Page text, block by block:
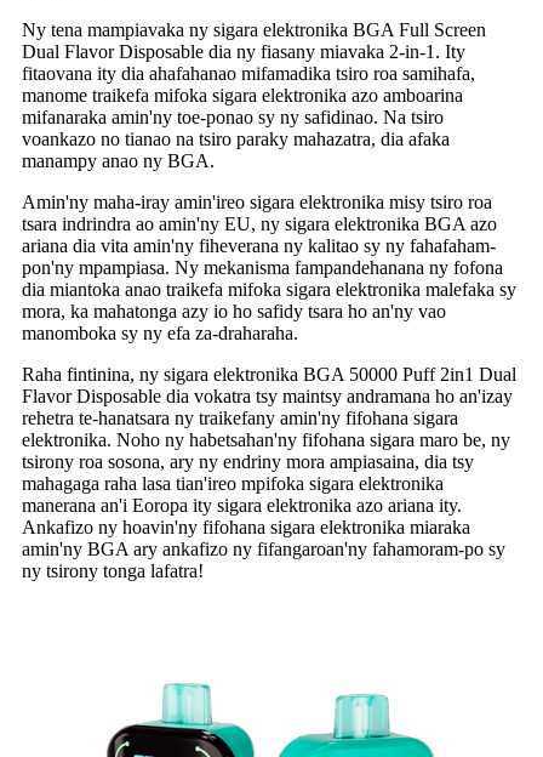
Ny tena mampiavaka ny sigara elektronika BGA Full Screen
Dual Flavor Disposable dia ny fiasany miavaka 2-in-1. Ity
fitaovana ity dia ahafahanao mifamadika tsiro roa samihafa,
manome traikefa mifoka sigara elektronika azo amboarina
mifanaraka amin'ny toe-ponao sy ny safidinao. Na tsiro
voankazo no tianao na tsiro paraky mahazatra, dia afaka
manampy anao ny BGA.
Amin'ny maha-iray amin'ireo sigara elektronika misy tsiro roa
tsara indrindra ao amin'ny EU, ny sigara elektronika BGA azo
ariana dia vita amin'ny fiheverana ny kalitao sy ny fahafaham-
pon'ny mpampiasa. Ny mekanisma fampandehanana ny fofona
dia miantoka anao traikefa mifoka sigara elektronika malefaka sy
mora, ka mahatonga azy io ho safidy tsara ho an'ny vao
manomboka sy ny efa za-draharaha.
Raha fintinina, ny sigara elektronika BGA 50000 Puff 2in1 Dual
Flavor Disposable dia vokatra tsy maintsy andramana ho an'izay
rehetra te-hanatsara ny traikefany amin'ny fifohana sigara
elektronika. Noho ny habetsahan'ny fifohana sigara maro be, ny
tsirony roa sosona, ary ny endriny mora ampiasaina, dia tsy
mahagaga raha lasa tian'ireo mpifoka sigara elektronika
manerana an'i Eoropa ity sigara elektronika azo ariana ity.
Ankafizo ny hoavin'ny fifohana sigara elektronika miaraka
amin'ny BGA ary ankafizo ny fifangaroan'ny fahamoram-po sy
ny tsirony tonga lafatra!